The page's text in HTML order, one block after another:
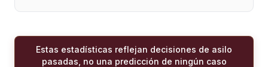
Estas estadísticas reflejan decisiones de asilo
pasadas, no una predicción de ningún caso